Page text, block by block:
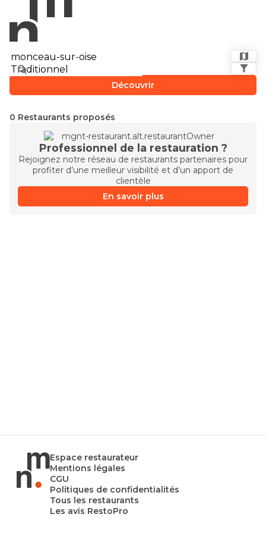
Découvrir
0 Restaurants proposés
Professionnel de la restauration ?
Rejoignez notre réseau de restaurants partenaires pour
profiter d’une meilleur visibilité et d’un apport de
clientèle
En savoir plus
Espace restaurateur
Mentions légales
CGU
Politiques de confidentialités
Tous les restaurants
Les avis RestoPro